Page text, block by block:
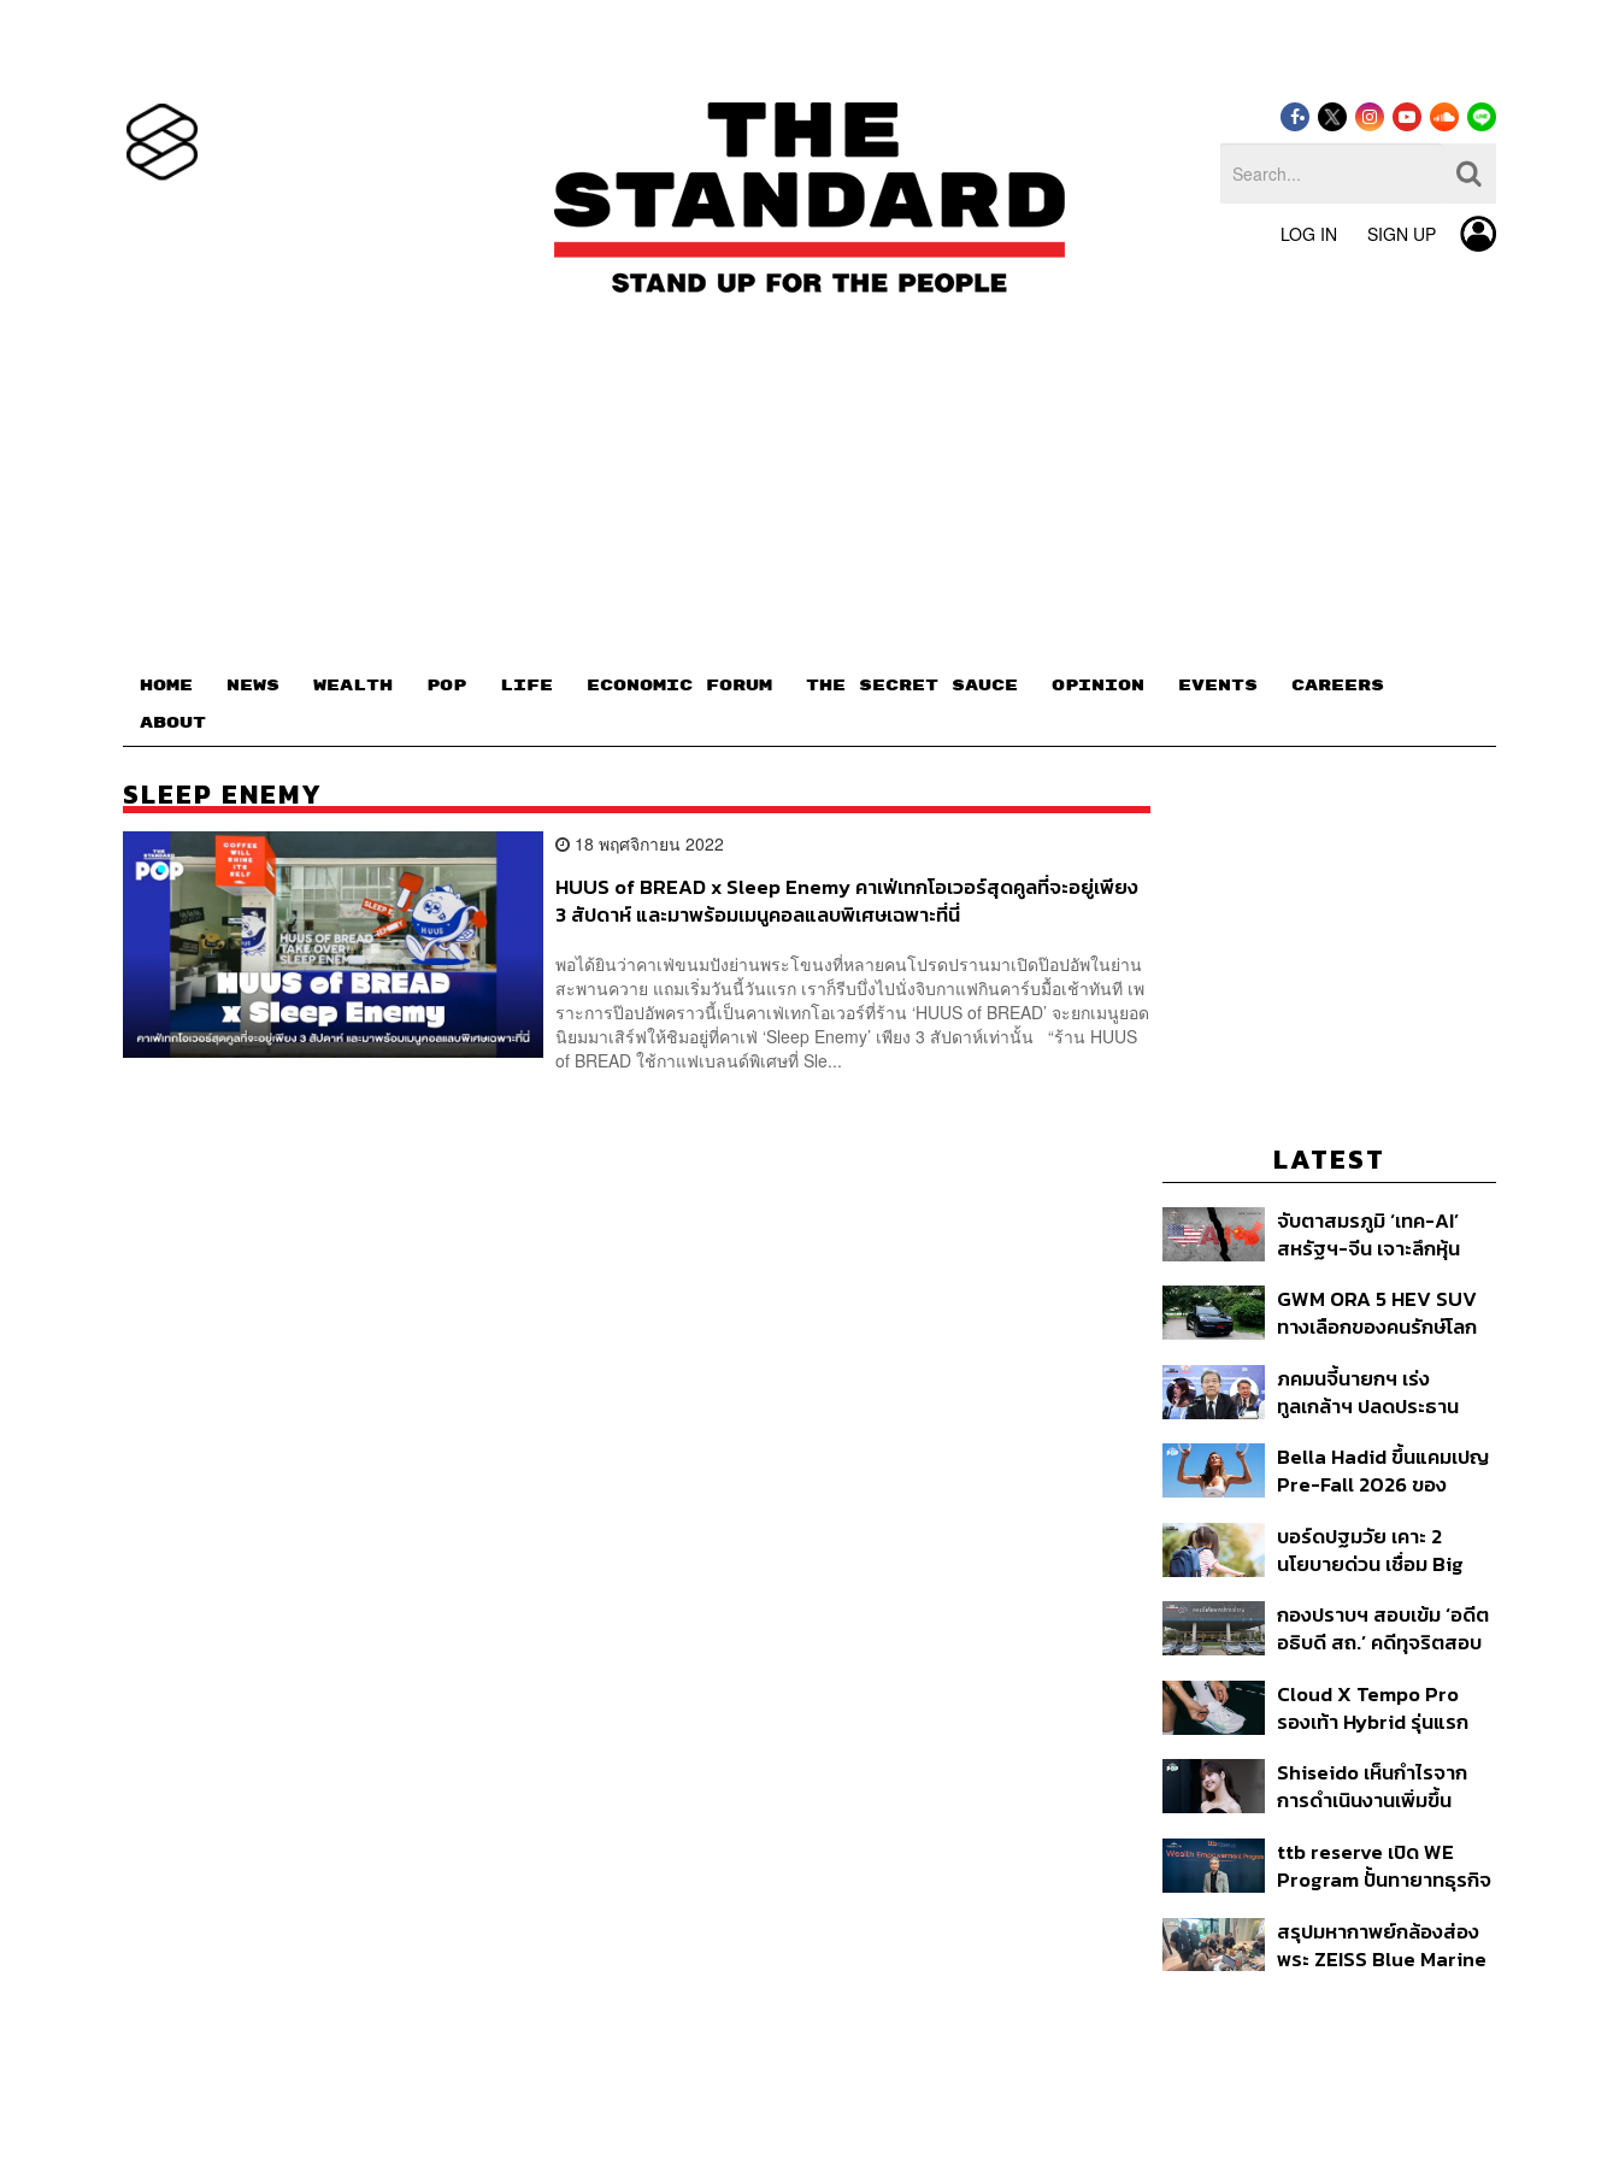
LOG IN SIGN UP
HOME NEWS WEALTH POP LIFE ECONOMIC FORUM THE SECRET SAUCE​ OPINION EVENTS CAREERS
ABOUT
SLEEP ENEMY
18 พฤศจิกายน 2022
HUUS of BREAD x Sleep Enemy คาเฟ่เทกโอเวอร์สุดคูลที่จะอยู่เพียง
3 สัปดาห์ และมาพร้อมเมนูคอลแลบพิเศษเฉพาะที่นี่
พอได้ยินว่าคาเฟ่ขนมปังย่านพระโขนงที่หลายคนโปรดปรานมาเปิดป๊อปอัพในย่าน
สะพานควาย แถมเริ่มวันนี้วันแรก เราก็รีบบึ่งไปนั่งจิบกาแฟกินคาร์บมื้อเช้าทันที เพ
ราะการป๊อปอัพคราวนี้เป็นคาเฟ่เทกโอเวอร์ที่ร้าน ‘HUUS of BREAD’ จะยกเมนูยอด
นิยมมาเสิร์ฟให้ชิมอยู่ที่คาเฟ่ ‘Sleep Enemy’ เพียง 3 สัปดาห์เท่านั้น “ร้าน HUUS
of BREAD ใช้กาแฟเบลนด์พิเศษที่ Sle...
LATEST
จับตาสมรภูมิ ‘เทค-AI’
สหรัฐฯ-จีน เจาะลึกหุ้น
กลยุทธ์จัดพอร์ตสู้ศึก
Mega Trend 3-5 ปีข้าง
GWM ORA 5 HEV SUV
ทางเลือกของคนรักษ์โลก
ภคมนจี้นายกฯ เร่ง
ทูลเกล้าฯ ปลดประธาน
เสนอยุบกรรมการทั้งชุด
แล้วสรรหาใหม่
Bella Hadid ขึ้นแคมเปญ
Pre-Fall 2026 ของ
บอร์ดปฐมวัย เคาะ 2
นโยบายด่วน เชื่อม Big
เด็กตกหล่น-ห้ามสอบ
แข่งขันเด็กเล็ก เน้นเรียนรู้
กองปราบฯ สอบเข้ม ‘อดีต
อธิบดี สถ.’ คดีทุจริตสอบ
จ่อชง ป.ป.ช. 12 ส.ค. นี้
Cloud X Tempo Pro
รองเท้า Hybrid รุ่นแรก
Shiseido เห็นกำไรจาก
การดำเนินงานเพิ่มขึ้น
ปี 2026
ttb reserve เปิด WE
Program ปั้นทายาทธุรกิจ
ตั้งเป้าขยายฐานลูกค้าแตะ
11,000 ราย ดัน AUM
สรุปมหากาพย์กล้องส่อง
พระ ZEISS Blue Marine